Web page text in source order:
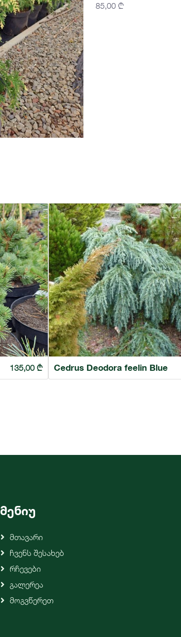
85,00 ₾
135,00₾ Cedrus Deodora feelin Blue
მენიუ
Მთავარი
Ჩვენს Შესახებ
Რჩევები
Გალერეა
Მოგვწერეთ